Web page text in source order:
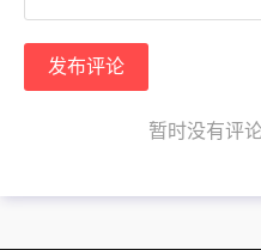
发布评论
暂时没有评